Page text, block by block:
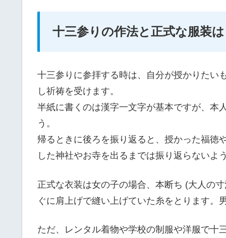
十三参りの作法と正式な服装
十三参りに参拝する時は、自分が授かりたい
し祈祷を受けます。
半紙に書くのは漢字一文字が基本ですが、本
う。
帰るときに後ろを振り返ると、授かった福徳
した神社やお寺を出るまでは振り返らないよ
正式な衣装は女の子の場合、本断ち (大人の
ぐに肩上げで縫い上げていた糸をとります
ただ、レンタル着物や学校の制服や洋服で十